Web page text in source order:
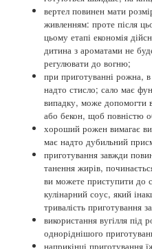
вертел повинен мати
живленням: проте після
цьому етапі економія
дитина з ароматами не
регулювати до вогню;
при приготуванні рожна,
надто стисло; сало має
випадку, може допомогти
або бекон, щоб повністю
хороший рожен вимагає
має надто дубильний
приготування завжди
танення жирів,
ви можете приступити до
кулінарний соус, який
тривалість приготування
використання вугілля
одноріднішого
наприкінці приготування